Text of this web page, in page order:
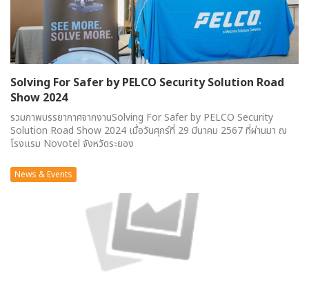
Solving For Safer by PELCO Security Solution Road
Show 2024
รวมภาพบรรยากาศจากงานSolving For Safer by PELCO Security
Solution Road Show 2024 เมื่อวันศุกร์ที่ 29 มีนาคม 2567 ที่ผ่านมา ณ
โรงแรม Novotel จังหวัดระยอง
News & Events